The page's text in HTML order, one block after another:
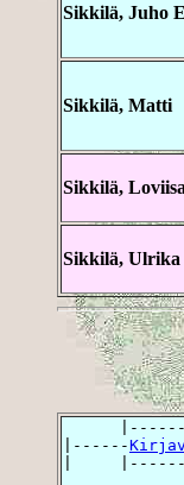
Sikkilä, Juho
Sikkilä, Matti
Sikkilä, Loviisa
Sikkilä, Ulrika
|------
|